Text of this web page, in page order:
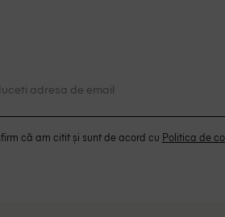
că am citit și sunt de acord cu Politica de